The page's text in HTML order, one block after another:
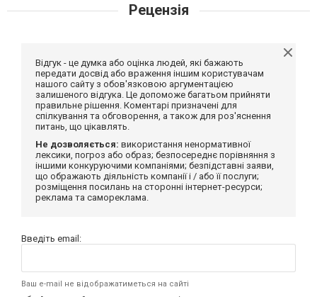
Рецензія
Відгук - це думка або оцінка людей, які бажають
передати досвід або враження іншим користувачам
нашого сайту з обов'язковою аргументацією
залишеного відгука. Це допоможе багатьом прийняти
правильне рішення. Коментарі призначені для
спілкування та обговорення, а також для роз'яснення
питань, що цікавлять.
Не дозволяється: використання ненормативної
лексики, погроз або образ; безпосереднє порівняння з
іншими конкуруючими компаніями; безпідставні заяви,
що ображають діяльність компанії і / або її послуги;
розміщення посилань на сторонні інтернет-ресурси;
реклама та самореклама.
Введіть email:
Ваш e-mail не відображатиметься на сайті